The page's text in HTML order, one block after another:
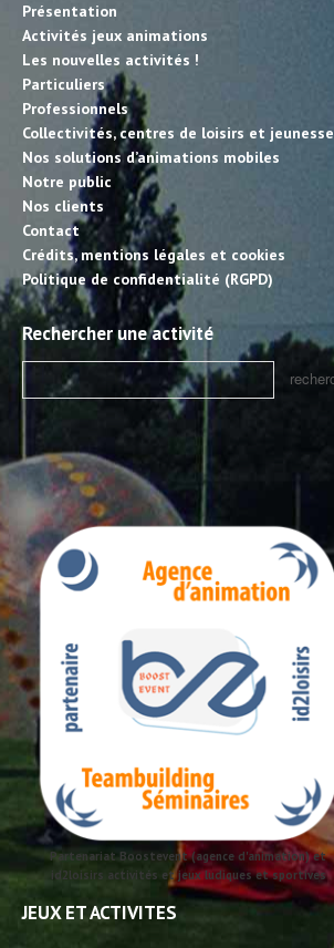
Présentation
Activités jeux animations
Les nouvelles activités !
Particuliers
Professionnels
Collectivités, centres de loisirs et jeunesse
Nos solutions d’animations mobiles
Notre public
Nos clients
Contact
Crédits, mentions légales et cookies
Politique de confidentialité (RGPD)
Rechercher une activité
Partenariat Boostevent (agence d'animation) et
id2loisirs activités et jeux ludiques et sportives
JEUX ET ACTIVITES